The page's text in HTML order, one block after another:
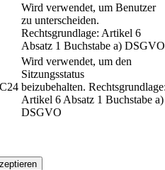
Wird verwendet, um Benutzer
zu unterscheiden.
Rechtsgrundlage: Artikel 6
Absatz 1 Buchstabe a) DSGVO
Wird verwendet, um den
Sitzungsstatus
beizubehalten.
Artikel 6 Absatz 1 Buchstabe a)
DSGVO